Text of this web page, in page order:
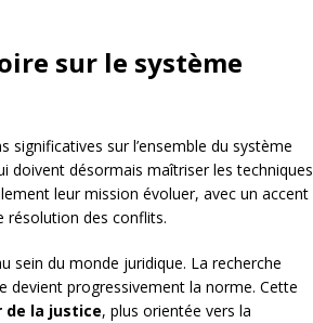
sur le système
significatives sur l’ensemble du système
doivent désormais maîtriser les techniques
leur mission évoluer, avec un accent
résolution des conflits.
sein du monde juridique. La recherche
devient progressivement la norme. Cette
la justice, plus orientée vers la